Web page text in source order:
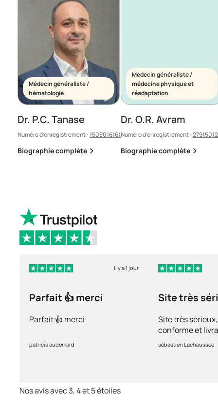
Médecin généraliste /
hématologie
Dr. P.C. Tanase
Numéro d’enregistrement :1505016161
Biographie complète
Médecin généraliste /
médecine physique et
réadaptation
Dr. O.R. Avram
Numéro d’enregistrement :
Biographie complète
il y a 1 jour
Parfait 👍 merci
Parfait 👍 merci
patricia audemard
Site très
Site très
conforme et
recommande
sébastien Lachaussée
Nos avis avec 3, 4 et 5 étoiles